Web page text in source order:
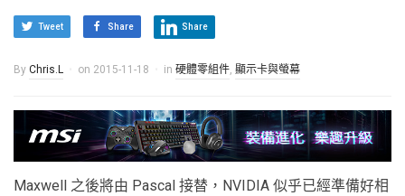
Tweet Share Share
By Chris.L on 2015-11-18 in 硬體零組件, 顯示卡與螢幕
Maxwell 之後將由 Pascal 接替，NVIDIA 似乎已經準備好相